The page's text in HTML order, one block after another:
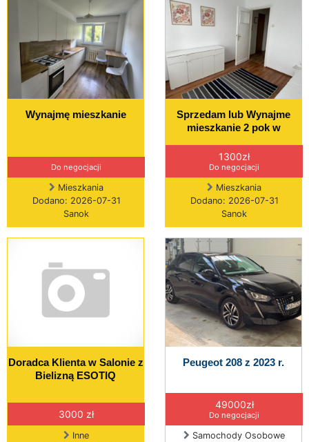
Wynajmę mieszkanie
Do negocjacji
Mieszkania
Dodano: 2026-07-31
Sanok
Sprzedam lub Wynajme
mieszkanie 2 pok w
1300zł
Do negocjacji
Mieszkania
Dodano: 2026-07-31
Sanok
Doradca Klienta w Salonie z
Bielizną ESOTIQ
3000 zł
Inne
Peugeot 208 z 2023 r.
49000zł
Do negocjacji
Samochody Osobowe